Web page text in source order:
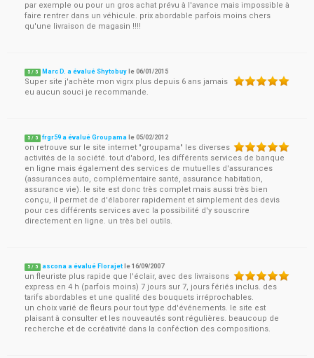
par exemple ou pour un gros achat prévu à l'avance mais impossible à
faire rentrer dans un véhicule. prix abordable parfois moins chers
qu'une livraison de magasin !!!!
5 / 5 Marc D. a évalué Shytobuy le06/01/2015
Super site j'achète mon vigrx plus depuis 6 ans jamais
eu aucun souci je recommande.
5 / 5 frgr59 a évalué Groupama le05/02/2012
on retrouve sur le site internet "groupama" les diverses
activités de la société. tout d'abord, les différents services de banque
en ligne mais également des services de mutuelles d'assurances
(assurances auto, complémentaire santé, assurance habitation,
assurance vie). le site est donc très complet mais aussi très bien
conçu, il permet de d'élaborer rapidement et simplement des devis
pour ces différents services avec la possibilité d'y souscrire
directement en ligne. un très bel outils.
5 / 5 ascona a évalué Florajet le16/09/2007
un fleuriste plus rapide que l'éclair, avec des livraisons
express en 4 h (parfois moins) 7 jours sur 7, jours fériés inclus. des
tarifs abordables et une qualité des bouquets irréprochables.
un choix varié de fleurs pour tout type dd'événements. le site est
plaisant à consulter et les nouveautés sont régulières. beaucoup de
recherche et de ccréativité dans la conféction des compositions.